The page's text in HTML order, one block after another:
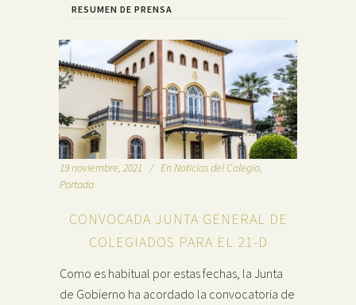
RESUMEN DE PRENSA
19 noviembre, 2021 EnNoticias del Colegio
Portada
CONVOCADA JUNTA GENERAL DE
COLEGIADOS PARA EL 21-D
Como es habitual por estas fechas, la Junta
de Gobierno ha acordado la convocatoria de